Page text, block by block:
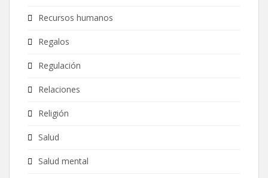
Recursos humanos
Regalos
Regulación
Relaciones
Religión
Salud
Salud mental